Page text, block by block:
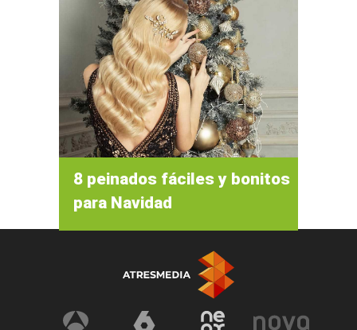
8 peinados fáciles y bonitos
para Navidad